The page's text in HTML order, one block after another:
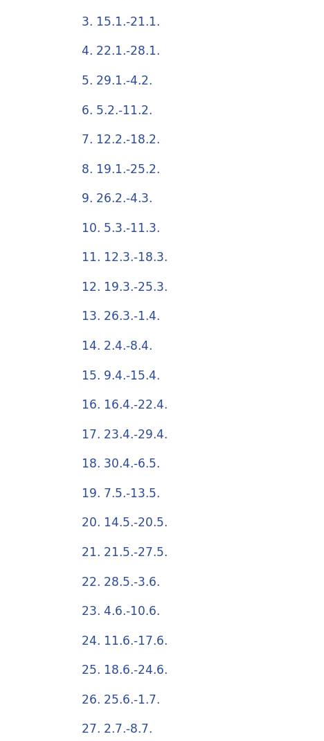
3. 15.1.-21.1.
4. 22.1.-28.1.
5. 29.1.-4.2.
6. 5.2.-11.2.
7. 12.2.-18.2.
8. 19.1.-25.2.
9. 26.2.-4.3.
10. 5.3.-11.3.
11. 12.3.-18.3.
12. 19.3.-25.3.
13. 26.3.-1.4.
14. 2.4.-8.4.
15. 9.4.-15.4.
16. 16.4.-22.4.
17. 23.4.-29.4.
18. 30.4.-6.5.
19. 7.5.-13.5.
20. 14.5.-20.5.
21. 21.5.-27.5.
22. 28.5.-3.6.
23. 4.6.-10.6.
24. 11.6.-17.6.
25. 18.6.-24.6.
26. 25.6.-1.7.
27. 2.7.-8.7.